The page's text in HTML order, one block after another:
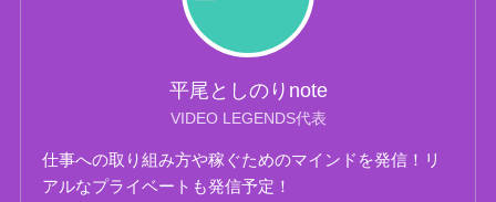
平尾としのりnote
VIDEO LEGENDS代表
仕事への取り組み方や稼ぐためのマインドを発信！リ
アルなプライベートも発信予定！